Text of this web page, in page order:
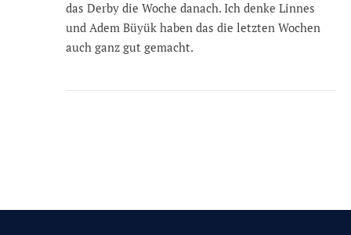
das Derby die Woche danach. Ich denke Linnes
und Adem Büyük haben das die letzten Wochen
auch ganz gut gemacht.